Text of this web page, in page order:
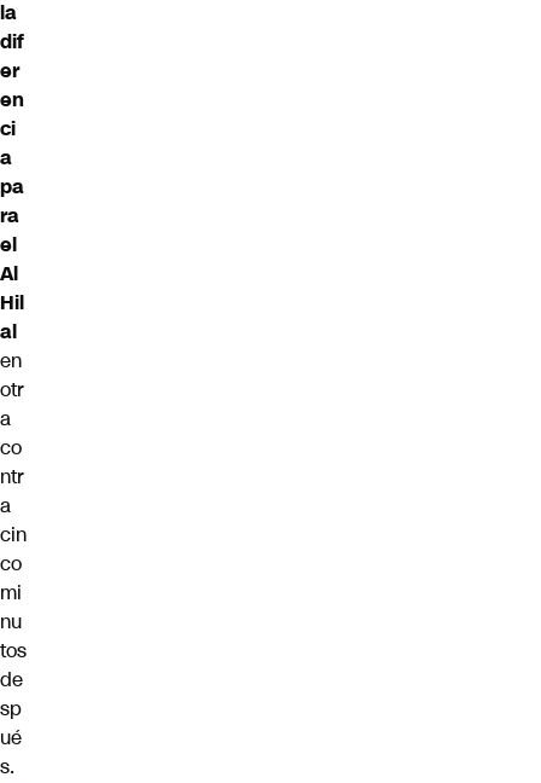
la
dif
er
en
ci
a
pa
ra
el
Al
Hil
al
en
otr
a
co
ntr
a
cin
co
mi
nu
tos
de
sp
ué
s.